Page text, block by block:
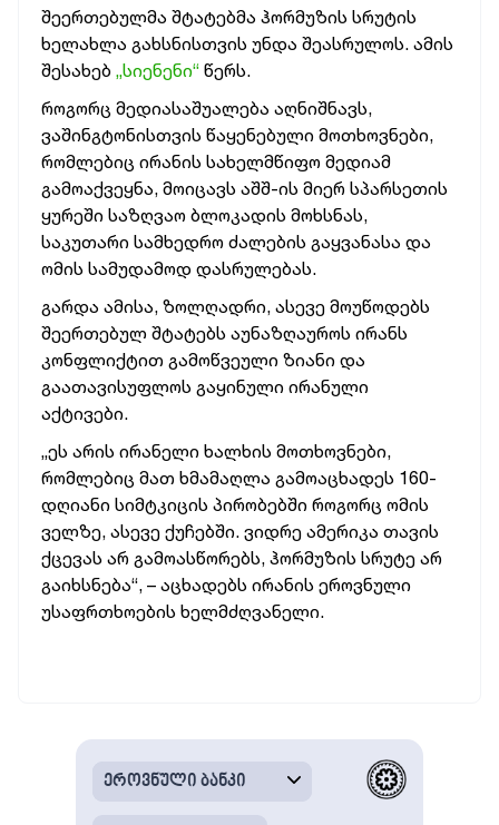
შეერთებულმა შტატებმა ჰორმუზის სრუტის
ხელახლა გახსნისთვის უნდა შეასრულოს. ამის
შესახებ „სიენენი“ წერს.
როგორც მედიასაშუალება აღნიშნავს,
ვაშინგტონისთვის წაყენებული მოთხოვნები,
რომლებიც ირანის სახელმწიფო მედიამ
გამოაქვეყნა, მოიცავს აშშ-ის მიერ სპარსეთის
ყურეში საზღვაო ბლოკადის მოხსნას,
საკუთარი სამხედრო ძალების გაყვანასა და
ომის სამუდამოდ დასრულებას.
გარდა ამისა, ზოლღადრი, ასევე მოუწოდებს
შეერთებულ შტატებს აუნაზღაუროს ირანს
კონფლიქტით გამოწვეული ზიანი და
გაათავისუფლოს გაყინული ირანული
აქტივები.
„ეს არის ირანელი ხალხის მოთხოვნები,
რომლებიც მათ ხმამაღლა გამოაცხადეს 160-
დღიანი სიმტკიცის პირობებში როგორც ომის
ველზე, ასევე ქუჩებში. ვიდრე ამერიკა თავის
ქცევას არ გამოასწორებს, ჰორმუზის სრუტე არ
გაიხსნება“, – აცხადებს ირანის ეროვნული
უსაფრთხოების ხელმძღვანელი.